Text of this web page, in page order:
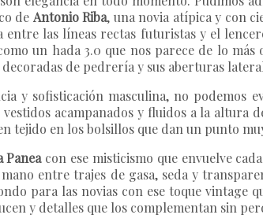
de Antonio Riba, una novia atípica y con
entre las líneas rectas futuristas y el
un hada 3.0 que nos parece de lo
de pedrería y sus aberturas
y sofisticación masculina, no podemos
acampanados y fluidos a la altura
tejido en los bolsillos que dan un punto
Paneacon ese misticismo que envuelve
entre trajes de gasa, seda y
para las novias con ese toque vintage
y detalles que los complementan sin